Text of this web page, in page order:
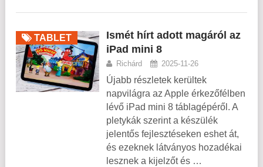
TABLET
Ismét hírt adott magáról az
iPad mini 8
Richárd 2025-11-26
Újabb részletek kerültek
napvilágra az Apple érkezőfélben
lévő iPad mini 8 táblagépéről. A
pletykák szerint a készülék
jelentős fejlesztéseken eshet át,
és ezeknek látványos hozadékai
lesznek a kijelzőt és …